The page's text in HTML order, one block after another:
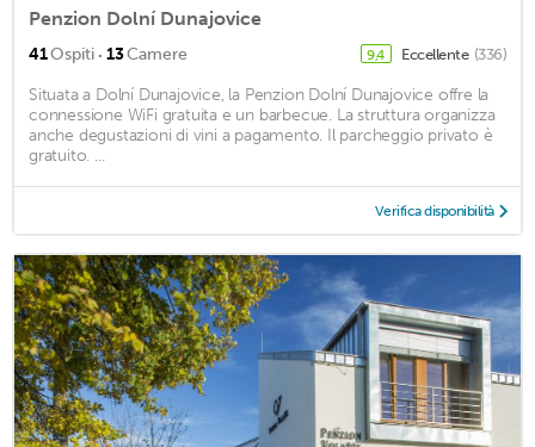
Penzion Dolní Dunajovice
41Ospiti · 13Camere 9,4 Eccellente (336)
Situata a Dolní Dunajovice, la Penzion Dolní Dunajovice offre la
connessione WiFi gratuita e un barbecue. La struttura organizza
anche degustazioni di vini a pagamento. Il parcheggio privato è
gratuito. ...
Verifica disponibilità